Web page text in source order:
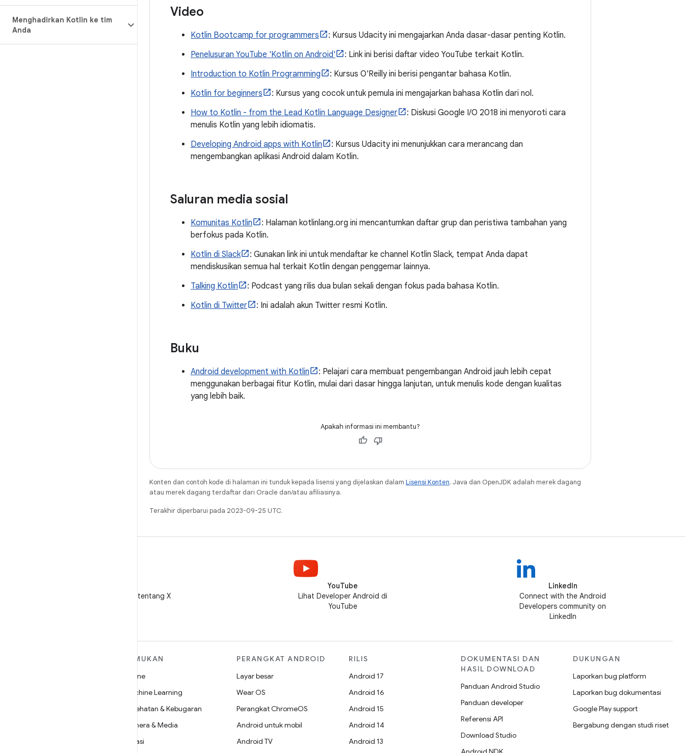
Menghadirkan Kotlin ke tim
Anda
Video
Kotlin Bootcamp for programmers
: Kursus Udacity ini mengajarkan Anda dasar-dasar penting Kotlin.
Penelusuran YouTube 'Kotlin on Android'
: Link ini berisi daftar video YouTube terkait Kotlin.
Introduction to Kotlin Programming
: Kursus O'Reilly ini berisi pengantar bahasa Kotlin.
Kotlin for beginners
: Kursus yang cocok untuk pemula ini mengajarkan bahasa Kotlin dari nol.
How to Kotlin - from the Lead Kotlin Language Designer
: Diskusi Google I/O 2018 ini menyoroti cara
menulis Kotlin yang lebih idiomatis.
Developing Android apps with Kotlin
: Kursus Udacity ini menunjukkan cara merancang dan
mengembangkan aplikasi Android dalam Kotlin.
Saluran media sosial
Komunitas Kotlin
: Halaman kotlinlang.org ini mencantumkan daftar grup dan peristiwa tambahan yang
berfokus pada Kotlin.
Kotlin di Slack
: Gunakan link ini untuk mendaftar ke channel Kotlin Slack, tempat Anda dapat
mendiskusikan semua hal terkait Kotlin dengan penggemar lainnya.
Talking Kotlin
: Podcast yang rilis dua bulan sekali dengan fokus pada bahasa Kotlin.
Kotlin di Twitter
: Ini adalah akun Twitter resmi Kotlin.
Buku
Android development with Kotlin
: Pelajari cara membuat pengembangan Android jauh lebih cepat
menggunakan berbagai fitur Kotlin, mulai dari dasar hingga lanjutan, untuk menulis kode dengan kualitas
yang lebih baik.
Apakah informasi ini membantu?
Konten dan contoh kode di halaman ini tunduk kepada lisensi yang dijelaskan dalam Lisensi Konten. Java dan OpenJDK adalah merek dagang
atau merek dagang terdaftar dari Oracle dan/atau afiliasinya.
Terakhir diperbarui pada 2023-09-25 UTC.
Ikuti @AndroidDev tentang X
YouTube
Lihat Developer Android di
YouTube
LinkedIn
Connect with the Android
Developers community on
LinkedIn
TEMUKAN
Game
Machine Learning
Kesehatan & Kebugaran
Kamera & Media
Privasi
PERANGKAT ANDROID
Layar besar
Wear OS
Perangkat ChromeOS
Android untuk mobil
Android TV
RILIS
Android 17
Android 16
Android 15
Android 14
Android 13
DOKUMENTASI DAN
HASIL DOWNLOAD
Panduan Android Studio
Panduan developer
Referensi API
Download Studio
DUKUNGAN
Laporkan bug platform
Laporkan bug dokumentasi
Google Play support
Bergabung dengan studi riset